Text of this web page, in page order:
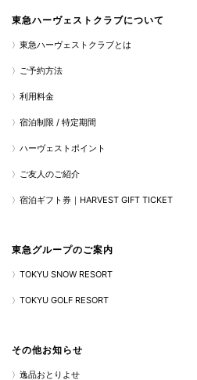
東急ハーヴェストクラブについて
東急ハーヴェストクラブとは
ご予約方法
利用料金
宿泊制限 / 特定期間
ハーヴェストポイント
ご友人のご紹介
宿泊ギフト券｜HARVEST GIFT TICKET
東急グループのご案内
TOKYU SNOW RESORT
TOKYU GOLF RESORT
その他お知らせ
逸品おとりよせ